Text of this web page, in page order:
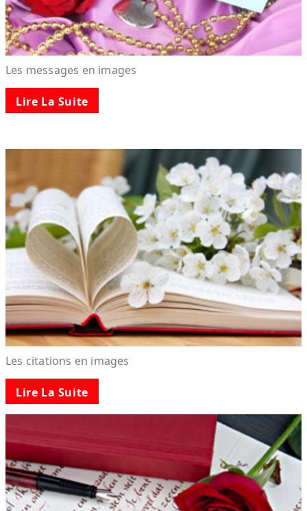
Les messages en images
Lire La Suite
Les citations en images
Lire La Suite